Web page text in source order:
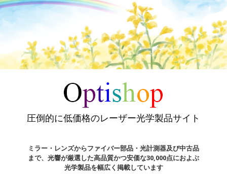
圧倒的に低価格のレーザー光学製品サイト
ミラー・レンズからファイバー部品・光計測器及び中古品
まで、光響が厳選した高品質かつ安価な30,000点におよぶ
光学製品を幅広く掲載しています